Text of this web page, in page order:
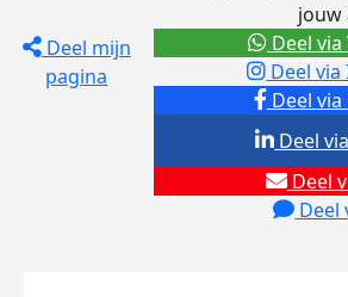
Deel mijn
pagina
jouw
Deel via
Deel
Deel
Deel
Deel
Deel via